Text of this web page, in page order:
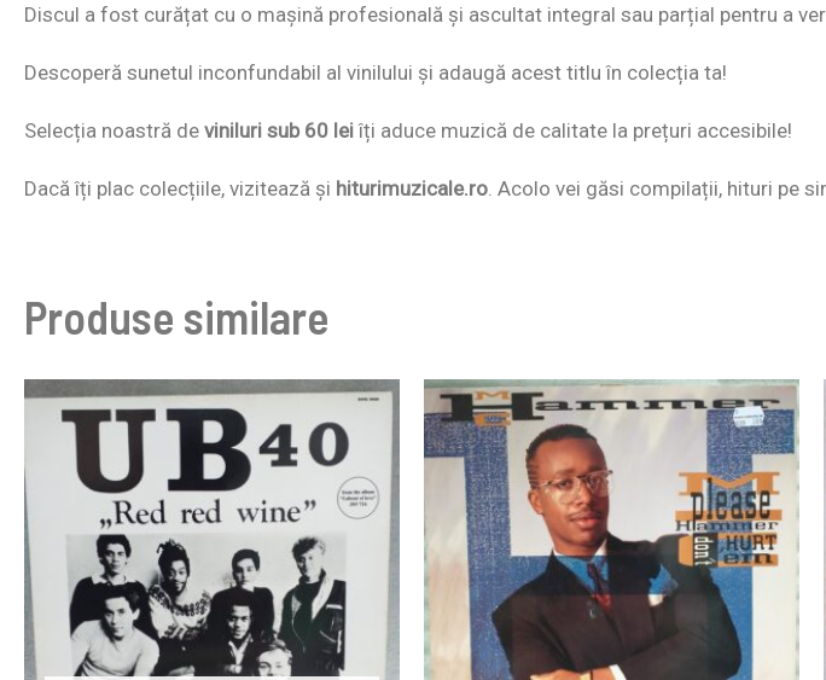
Discul a fost curățat cu o mașină profesională și ascultat integral sau parțial pentru a
Descoperă sunetul inconfundabil al vinilului și adaugă acest titlu în colecția ta!
Selecția noastră de viniluri sub 60 leiîți aduce muzică de calitate la prețuri accesibile!
Dacă îți plac colecțiile, vizitează și hiturimuzicale.ro. Acolo vei găsi compilații, hituri pe
Produse similare